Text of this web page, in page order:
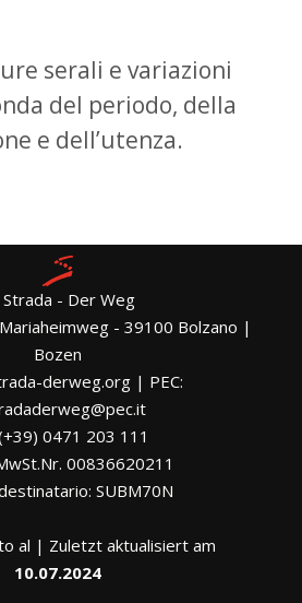
serali e variazioni
del periodo, della
e dell’utenza.
Strada - Der Weg
- 39100 Bolzano |
Bozen
derweg.org | PEC:
0471 203 111
00836620211
SUBM70N
al | Zuletzt aktualisiert am
10.07.2024